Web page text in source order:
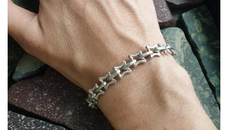
Bracciali15